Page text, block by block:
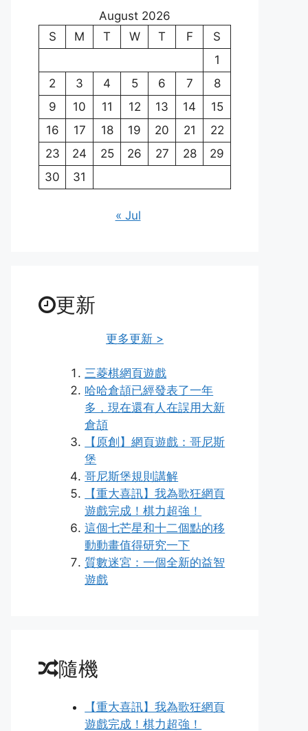
August 2026
S
M T W T F
S
1
2
3 4 5 6 7
8
9
10 11 12 13 14
15
16
17 18 19 20 21
22
23
24 25 26 27 28
29
30
31
« Jul
更新
更多更新 >
三菱棋網頁遊戲
哈哈倉頡已經發表了一年
多，現在還有人在誤用大新
倉頡
【原創】網頁遊戲：哥尼斯
堡
哥尼斯堡規則講解
【重大喜訊】我為歌狂網頁
遊戲完成！棋力超強！
這個七芒星和十二個點的移
動動畫值得研究一下
質數迷宮：一個全新的益智
遊戲
隨機
【重大喜訊】我為歌狂網頁
遊戲完成！棋力超強！